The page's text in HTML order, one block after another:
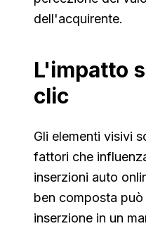
dell'acquirente.
L'impatto
clic
Gli elementi visivi
fattori che
inserzioni auto
ben composta
inserzione in un